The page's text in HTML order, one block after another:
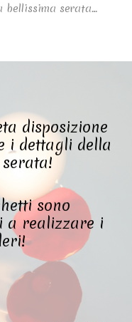
bellissima serata…
disposizione
i dettagli della
sono
a realizzare i